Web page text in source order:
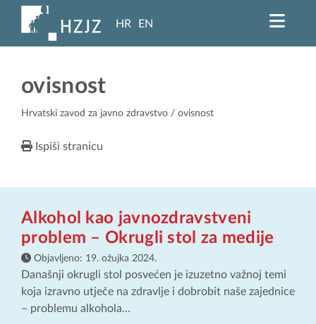
HR EN
ovisnost
Hrvatski zavod za javno zdravstvo / ovisnost
Ispiši stranicu
Alkohol kao javnozdravstveni
problem – Okrugli stol za medije
Objavljeno: 19. ožujka 2024.
Današnji okrugli stol posvećen je izuzetno važnoj temi
koja izravno utječe na zdravlje i dobrobit naše zajednice
– problemu alkohola...